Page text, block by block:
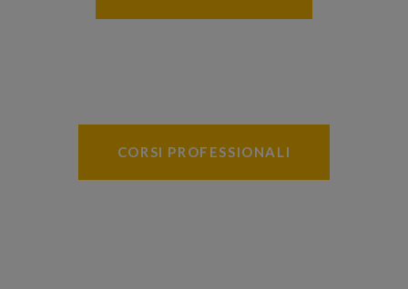
CORSI PROFESSIONALI